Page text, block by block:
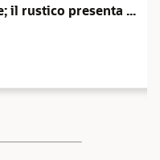
il rustico presenta ...